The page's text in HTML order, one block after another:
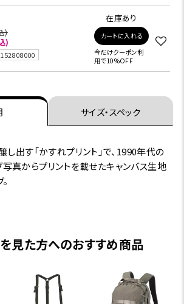
)
)
在庫あり
カートに入れる
今だけクーポン利
用で10%OFF
サイズ・スペック
し出す「かすれプリント」で、1990年代の
真からプリントを載せたキャンバス生地
見た方へのおすすめ商品